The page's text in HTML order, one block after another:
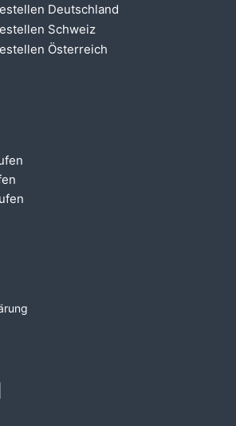
Deutschland
Schweiz
Österreich